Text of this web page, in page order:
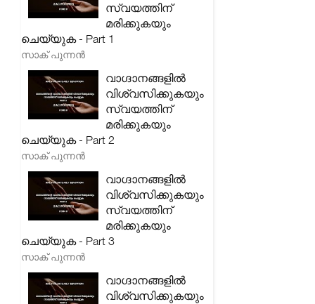
സ്വയത്തിന്
മരിക്കുകയും
ചെയ്യുക - Part 1
സാക് പുന്നൻ
വാഗ്ദാനങ്ങളിൽ
വിശ്വസിക്കുകയും
സ്വയത്തിന്
മരിക്കുകയും
ചെയ്യുക - Part 2
സാക് പുന്നൻ
വാഗ്ദാനങ്ങളിൽ
വിശ്വസിക്കുകയും
സ്വയത്തിന്
മരിക്കുകയും
ചെയ്യുക - Part 3
സാക് പുന്നൻ
വാഗ്ദാനങ്ങളിൽ
വിശ്വസിക്കുകയും